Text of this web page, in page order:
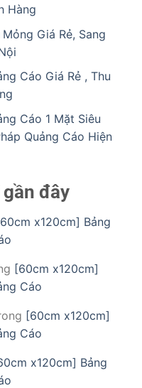
Hàng
Giá Rẻ, Sang
Cáo Giá Rẻ , Thu
Cáo 1 Mặt Siêu
Quảng Cáo Hiện
đây
x120cm] Bảng
[60cm x120cm]
Cáo
[60cm x120cm]
Cáo
x120cm] Bảng